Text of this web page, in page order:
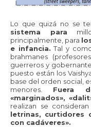
Lo que quizá no se
sistema para
principalmente, para
e infancia. Tal y
brahmanes
guerreros y
puesto están los
base del orden social,
menores. Fuera
«marginados»,
realizan se
letrinas, curtidores
con cadáveres».